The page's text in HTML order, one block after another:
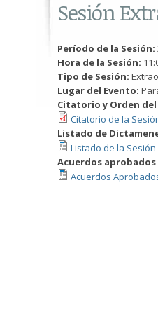
Sesión
Período de la Sesión:
Hora de la Sesión:
Tipo de Sesión:
Lugar del Evento:
Citatorio y Orden del
Citatorio de la
Listado de
Listado de la
Acuerdos aprobados
Acuerdos